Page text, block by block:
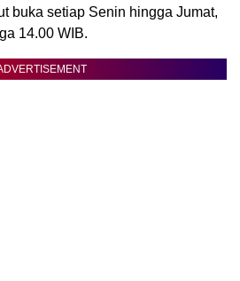
buka setiap Senin hingga Jumat,
14.00 WIB.